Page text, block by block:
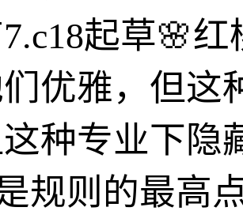
起草🌸
优雅，但这
种专业下隐
规则的最高